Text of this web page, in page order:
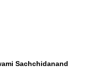
Sachchidanand